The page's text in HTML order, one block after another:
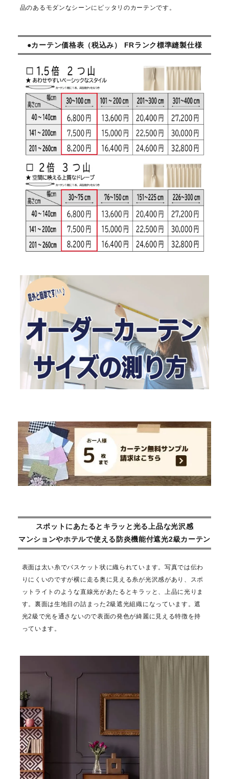
品のあるモダンなシーンにピッタリのカーテンです。
●カーテン価格表（税込み） FRランク標準縫製仕様
スポットにあたるとキラッと光る上品な光沢感
マンションやホテルで使える防炎機能付遮光2級カーテン
表面は太い糸でバスケット状に織られています。写真では伝わ
りにくいのですが横に走る奥に見える糸が光沢感があり、スポ
ットライトのような直線光があたるとキラッと、上品に光りま
す。裏面は生地目の詰まった2級遮光組織になっています。遮
光2級で光を通さないので表面の発色が綺麗に見える特徴を持
っています。